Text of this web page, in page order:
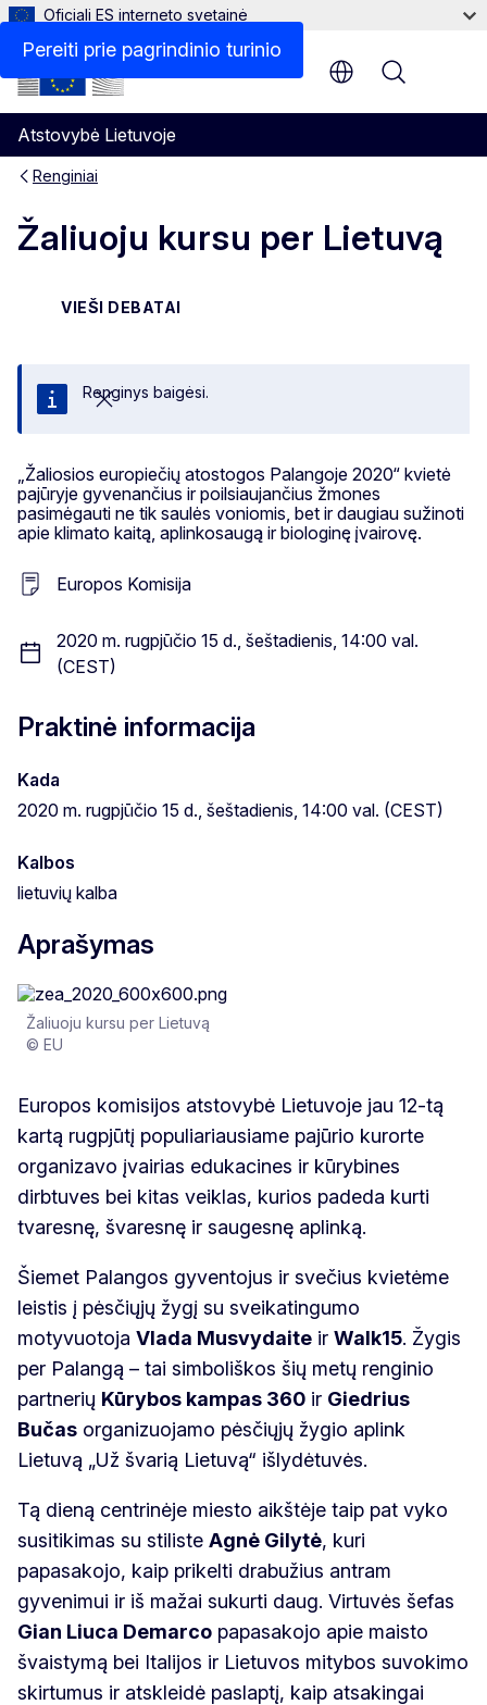
Pereiti prie pagrindinio turinio
Oficiali ES interneto svetainė
Atstovybė Lietuvoje
Menu
Renginiai
Žaliuoju kursu per Lietuvą
VIEŠI DEBATAI
Uždaryti
Renginys baigėsi.
„Žaliosios europiečių atostogos Palangoje 2020“ kvietė
pajūryje gyvenančius ir poilsiaujančius žmones
pasimėgauti ne tik saulės voniomis, bet ir daugiau sužinoti
apie klimato kaitą, aplinkosaugą ir biologinę įvairovę.
Europos Komisija
2020 m. rugpjūčio 15 d., šeštadienis, 14:00 val.
(CEST)
Praktinė informacija
Kada
2020 m. rugpjūčio 15 d., šeštadienis, 14:00 val. (CEST)
Kalbos
lietuvių kalba
Aprašymas
Europos komisijos atstovybė Lietuvoje jau 12-tą
kartą rugpjūtį populiariausiame pajūrio kurorte
organizavo įvairias edukacines ir kūrybines
dirbtuves bei kitas veiklas, kurios padeda kurti
tvaresnę, švaresnę ir saugesnę aplinką.
Šiemet Palangos gyventojus ir svečius kvietėme
leistis į pėsčiųjų žygį su sveikatingumo
motyvuotoja Vlada Musvydaite ir Walk15. Žygis
per Palangą – tai simboliškos šių metų renginio
partnerių Kūrybos kampas 360 ir Giedrius
Bučas organizuojamo pėsčiųjų žygio aplink
Lietuvą „Už švarią Lietuvą“ išlydėtuvės.
Tą dieną centrinėje miesto aikštėje taip pat vyko
susitikimas su stiliste Agnė Gilytė, kuri
papasakojo, kaip prikelti drabužius antram
gyvenimui ir iš mažai sukurti daug. Virtuvės šefas
Gian Liuca Demarco papasakojo apie maisto
švaistymą bei Italijos ir Lietuvos mitybos suvokimo
skirtumus ir atskleidė paslaptį, kaip atsakingai
Žaliuoju kursu per Lietuvą
© EU